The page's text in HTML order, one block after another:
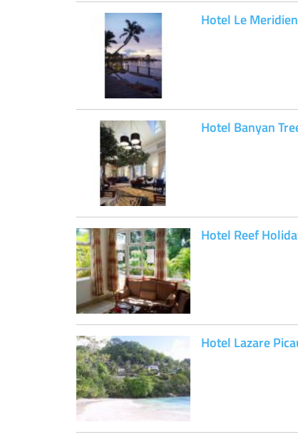
Hotel Le
Hotel Banyan
Hotel Reef
Hotel Lazare